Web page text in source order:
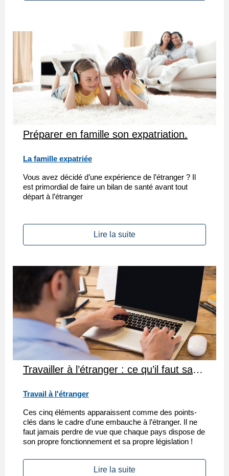
Préparer en famille son expatriation.
La famille expatriée
Vous avez décidé d’une expérience de l’étranger ? Il
est primordial de faire un bilan de santé avant tout
départ à l’étranger
Lire la suite
Travailler à l’étranger : ce qu’il faut savoir avant de s’engager !
Travail à l'étranger
Ces cinq éléments apparaissent comme des points-
clés dans le cadre d’une embauche à l’étranger. Il ne
faut jamais perdre de vue que chaque pays dispose de
son propre fonctionnement et sa propre législation !
Lire la suite